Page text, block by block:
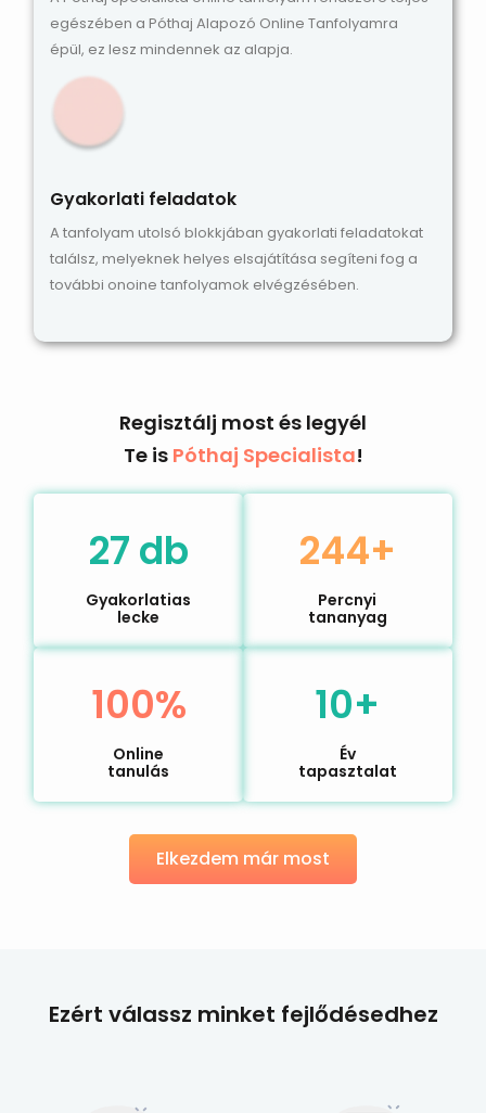
egészében a Póthaj Alapozó Online Tanfolyamra
épül, ez lesz mindennek az alapja.
Gyakorlati feladatok
A tanfolyam utolsó blokkjában gyakorlati feladatokat
találsz, melyeknek helyes elsajátítása segíteni fog a
további onoine tanfolyamok elvégzésében.
Regisztálj most és legyél
Te is Póthaj Specialista!
27 db
Gyakorlatias
lecke
244+
Percnyi
tananyag
100%
Online
tanulás
10+
Év
tapasztalat
Elkezdem már most
Ezért válassz minket fejlődésedhez